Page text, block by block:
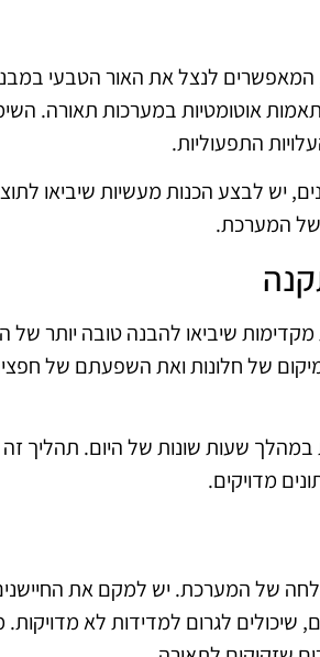
המאפשרים לנצל את האור הטבעי
אוטומטיות במערכות תאורה.
התפעוליות.
יש לבצע הכנות מעשיות שיביאו
של המערכת.
שיביאו להבנה טובה יותר של
של חלונות ואת השפעתם של חפצים
שעות שונות של היום. תהליך זה
מדויקים.
של המערכת. יש למקם את
לגרום למדידות לא מדויקות.